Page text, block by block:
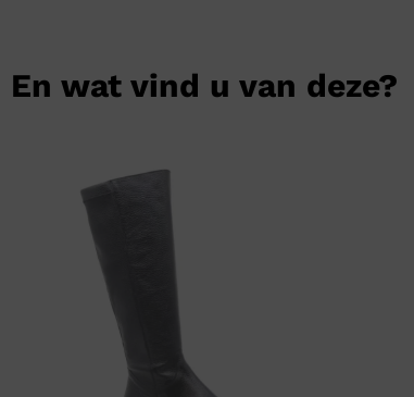
En wat vind u van deze?